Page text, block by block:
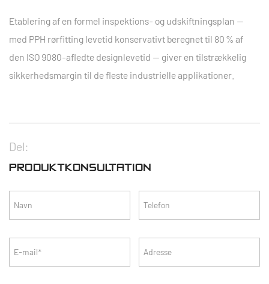
Etablering af en formel inspektions- og udskiftningsplan —
med PPH rørfitting levetid konservativt beregnet til 80 % af
den ISO 9080-afledte designlevetid — giver en tilstrækkelig
sikkerhedsmargin til de fleste industrielle applikationer.
Del:
PRODUKTKONSULTATION